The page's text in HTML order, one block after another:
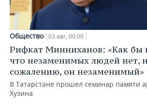
Общество 03 авг, 00:00
Рифкат Минниханов: «Как бы
что незаменимых людей нет,
сожалению, он незаменимый»
В Татарстане прошел семинар памяти
Хузина